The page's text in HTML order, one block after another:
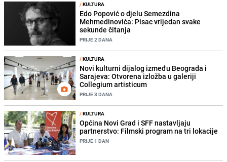
/KULTURA
Edo Popović o djelu Semezdina
Mehmedinovića: Pisac vrijedan svake
sekunde čitanja
PRIJE 2 DANA
/KULTURA
Novi kulturni dijalog između Beograda i
Sarajeva: Otvorena izložba u galeriji
Collegium artisticum
PRIJE 3 DANA
/KULTURA
Općina Novi Grad i SFF nastavljaju
partnerstvo: Filmski program na tri lokacije
PRIJE 1 DAN